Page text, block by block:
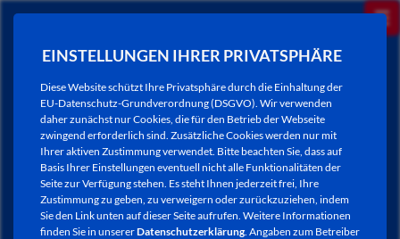
EINSTELLUNGEN IHRER PRIVATSPHÄRE
Diese Website schützt Ihre Privatsphäre durch die Einhaltung der
EU-Datenschutz-Grundverordnung (DSGVO). Wir verwenden
daher zunächst nur Cookies, die für den Betrieb der Webseite
zwingend erforderlich sind. Zusätzliche Cookies werden nur mit
Ihrer aktiven Zustimmung verwendet. Bitte beachten Sie, dass auf
Basis Ihrer Einstellungen eventuell nicht alle Funktionalitäten der
Seite zur Verfügung stehen. Es steht Ihnen jederzeit frei, Ihre
Zustimmung zu geben, zu verweigern oder zurückzuziehen, indem
Sie den Link unten auf dieser Seite aufrufen. Weitere Informationen
finden Sie in unsererDatenschutzerklärung. Angaben zum Betreiber
NEWSLETTER / CITY LETTER